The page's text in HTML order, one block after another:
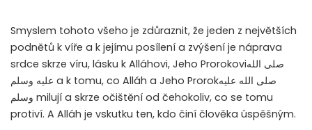
Smyslem tohoto všeho je zdůraznit, že jeden z největších
podnětů k víře a k jejímu posílení a zvýšení je náprava
srdce skrze víru, lásku k Alláhovi, Jeho Prorokoviصلى الله
عليه وسلم a k tomu, co Alláh a Jeho Prorokصلى الله عليه
وسلم milují a skrze očištění od čehokoliv, co se tomu
protiví. A Alláh je vskutku ten, kdo činí člověka úspěšným.